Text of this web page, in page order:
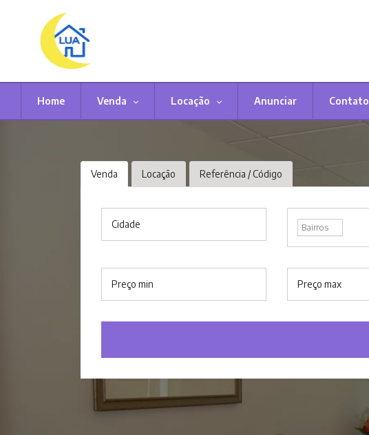
Home Venda Locação Anunciar Contato
Venda Locação Referência / Código
Cidade Bairros
Preço min Preço max